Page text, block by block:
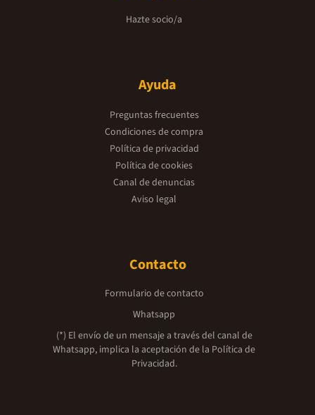
Hazte socio/a
Ayuda
Preguntas frecuentes
Condiciones de compra
Política de privacidad
Política de cookies
Canal de denuncias
Aviso legal
Contacto
Formulario de contacto
Whatsapp
(*) El envío de un mensaje a través del canal de
Whatsapp, implica la aceptación de la Política de
Privacidad.